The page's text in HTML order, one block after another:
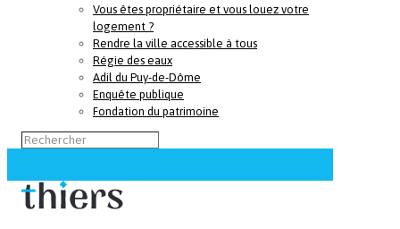
Vous êtes propriétaire et vous louez votre
logement ?
Rendre la ville accessible à tous
Régie des eaux
Adil du Puy-de-Dôme
Enquête publique
Fondation du patrimoine